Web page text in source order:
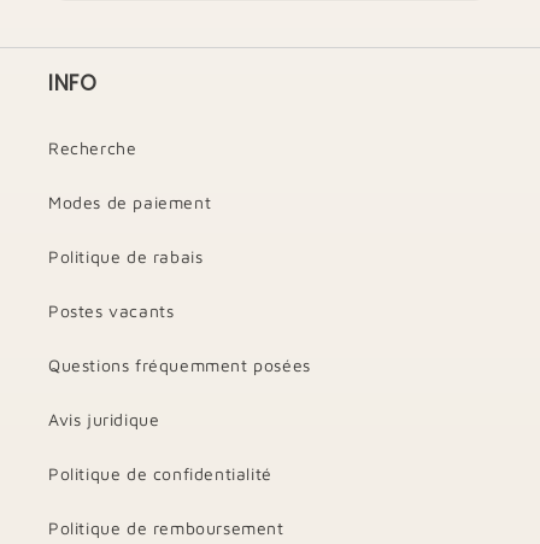
INFO
Recherche
Modes de paiement
Politique de rabais
Postes vacants
Questions fréquemment posées
Avis juridique
Politique de confidentialité
Politique de remboursement